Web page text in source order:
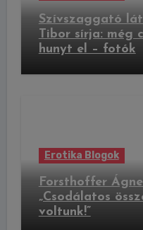
Szívszaggató
Tibor sírja: még
hunyt el – fotók
Erotika Blogok
Forsthoffer
„Csodálatos
voltunk!”